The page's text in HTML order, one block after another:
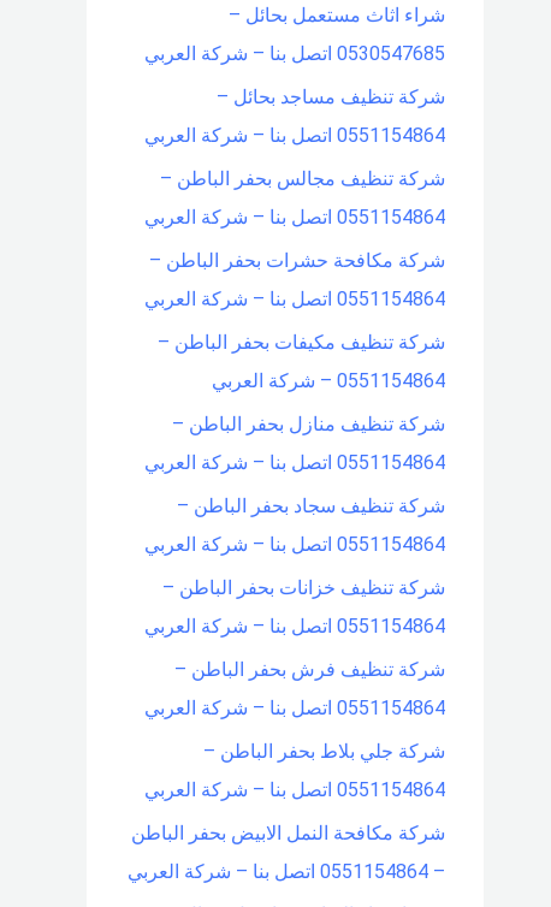
شراء اثاث مستعمل بحائل –
0530547685 اتصل بنا – شركة العربي
شركة تنظيف مساجد بحائل –
0551154864 اتصل بنا – شركة العربي
شركة تنظيف مجالس بحفر الباطن –
0551154864 اتصل بنا – شركة العربي
شركة مكافحة حشرات بحفر الباطن –
0551154864 اتصل بنا – شركة العربي
شركة تنظيف مكيفات بحفر الباطن –
0551154864 – شركة العربي
شركة تنظيف منازل بحفر الباطن –
0551154864 اتصل بنا – شركة العربي
شركة تنظيف سجاد بحفر الباطن –
0551154864 اتصل بنا – شركة العربي
شركة تنظيف خزانات بحفر الباطن –
0551154864 اتصل بنا – شركة العربي
شركة تنظيف فرش بحفر الباطن –
0551154864 اتصل بنا – شركة العربي
شركة جلي بلاط بحفر الباطن –
0551154864 اتصل بنا – شركة العربي
شركة مكافحة النمل الابيض بحفر الباطن
– 0551154864 اتصل بنا – شركة العربي